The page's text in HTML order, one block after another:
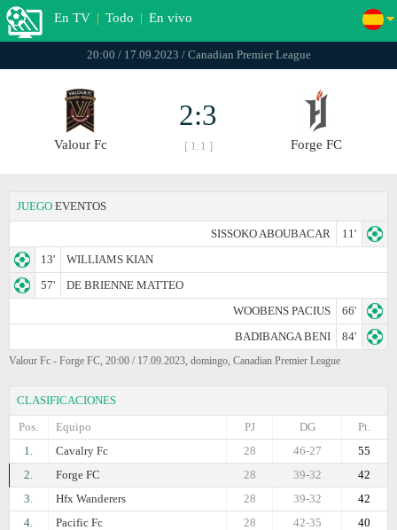
En TV | Todo | En vivo
20:00 / 17.09.2023 / Canadian Premier League
Valour Fc
2:3
[ 1:1 ] Forge FC
JUEGO EVENTOS
SISSOKO ABOUBACAR
11'
13'
WILLIAMS KIAN
57'
DE BRIENNE MATTEO
WOOBENS PACIUS
66'
BADIBANGA BENI
84'
Valour Fc - Forge FC, 20:00 / 17.09.2023, domingo, Canadian Premier League
CLASIFICACIONES
Pos.
Equipo Pt.
DG
PJ
1.
Cavalry Fc 55
46-27
28
2.
Forge FC 42
39-32
28
3.
Hfx Wanderers 42
39-32
28
4.
Pacific Fc 40
42-35
28